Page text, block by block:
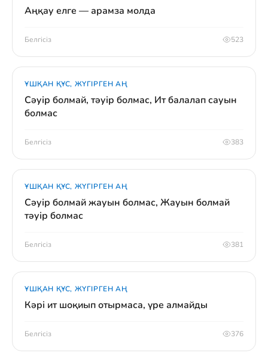
Аңқау елге — арамза молда
Белгісіз 523
ҰШҚАН ҚҰС, ЖҮГІРГЕН АҢ
Сәуір болмай, тәуір болмас, Ит балалап сауын
болмас
Белгісіз 383
ҰШҚАН ҚҰС, ЖҮГІРГЕН АҢ
Сәуір болмай жауын болмас, Жауын болмай
тәуір болмас
Белгісіз 381
ҰШҚАН ҚҰС, ЖҮГІРГЕН АҢ
Кәрі ит шоқиып отырмаса, үре алмайды
Белгісіз 376